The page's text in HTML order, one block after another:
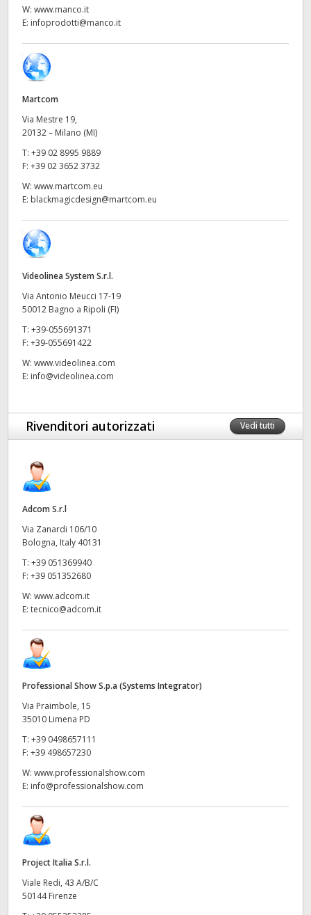
New Zealand
Portugal
Singapore
South Africa
Spain
Sweden
Turkey
UAE
Ukraine
United Kingdom
W: www.manco.it
E: infoprodotti@manco.it
Martcom
Via Mestre 19,
20132 – Milano (MI)
T: +39 02 8995 9889
F: +39 02 3652 3732
W: www.martcom.eu
E: blackmagicdesign@martcom.eu
Videolinea System S.r.l.
Via Antonio Meucci 17-19
50012 Bagno a Ripoli (FI)
T: +39-055691371
F: +39-055691422
W: www.videolinea.com
E: info@videolinea.com
Rivenditori autorizzati Vedi tutti
Adcom S.r.l
Via Zanardi 106/10
Bologna, Italy 40131
T: +39 051369940
F: +39 051352680
W: www.adcom.it
E: tecnico@adcom.it
Professional Show S.p.a (Systems Integrator)
Via Praimbole, 15
35010 Limena PD
T: +39 0498657111
F: +39 498657230
W: www.professionalshow.com
E: info@professionalshow.com
Project Italia S.r.l.
Viale Redi, 43 A/B/C
50144 Firenze